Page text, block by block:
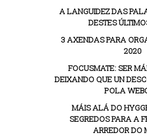
A LANGUIDEZ DAS
DESTES
3 AXENDAS PARA
2020
FOCUSMATE: SER
DEIXANDO QUE UN
POLA
MÁIS ALÁ DO
SEGREDOS PARA A
ARREDOR DO